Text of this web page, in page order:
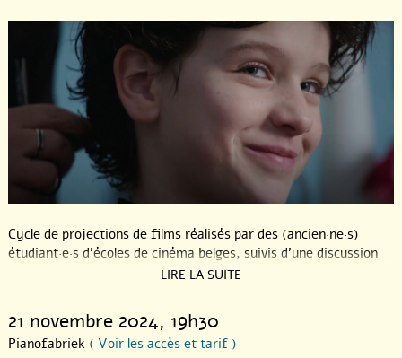
Cycle de projections de films réalisés par des (ancien·ne·s)
étudiant·e·s d’écoles de cinéma belges, suivis d’une discussion
bilingue avec les cinéastes autour de leurs pratiques. Les
film) ont lieu tous les derniers jeudis du mois, sauf exception,
tous les deux mois au Pianofabriek à Saint-Gilles.
LIRE LA SUITE
21 novembre 2024, 19h30
Pianofabriek ( Voir les accès et tarif )